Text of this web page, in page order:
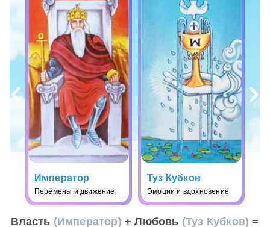
Император
Перемены и движение
Туз Кубков
Эмоции и вдохновение
Власть (Император) + Любовь (Туз Кубков) =